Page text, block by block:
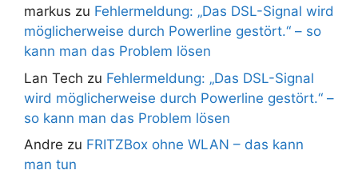
markus zu Fehlermeldung: „Das DSL-Signal wird
möglicherweise durch Powerline gestört.“ – so
kann man das Problem lösen
Lan Tech zu Fehlermeldung: „Das DSL-Signal
wird möglicherweise durch Powerline gestört.“ –
so kann man das Problem lösen
Andre zu FRITZBox ohne WLAN – das kann
man tun